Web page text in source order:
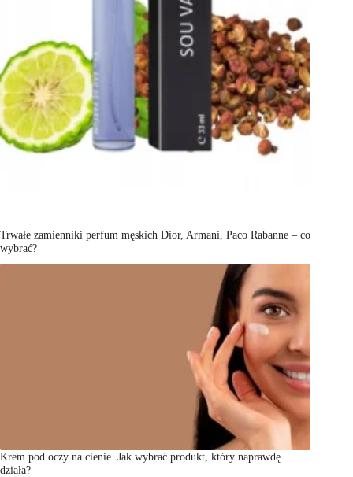
Trwałe zamienniki perfum męskich Dior, Armani, Paco Rabanne – co
wybrać?
Krem pod oczy na cienie. Jak wybrać produkt, który naprawdę
działa?